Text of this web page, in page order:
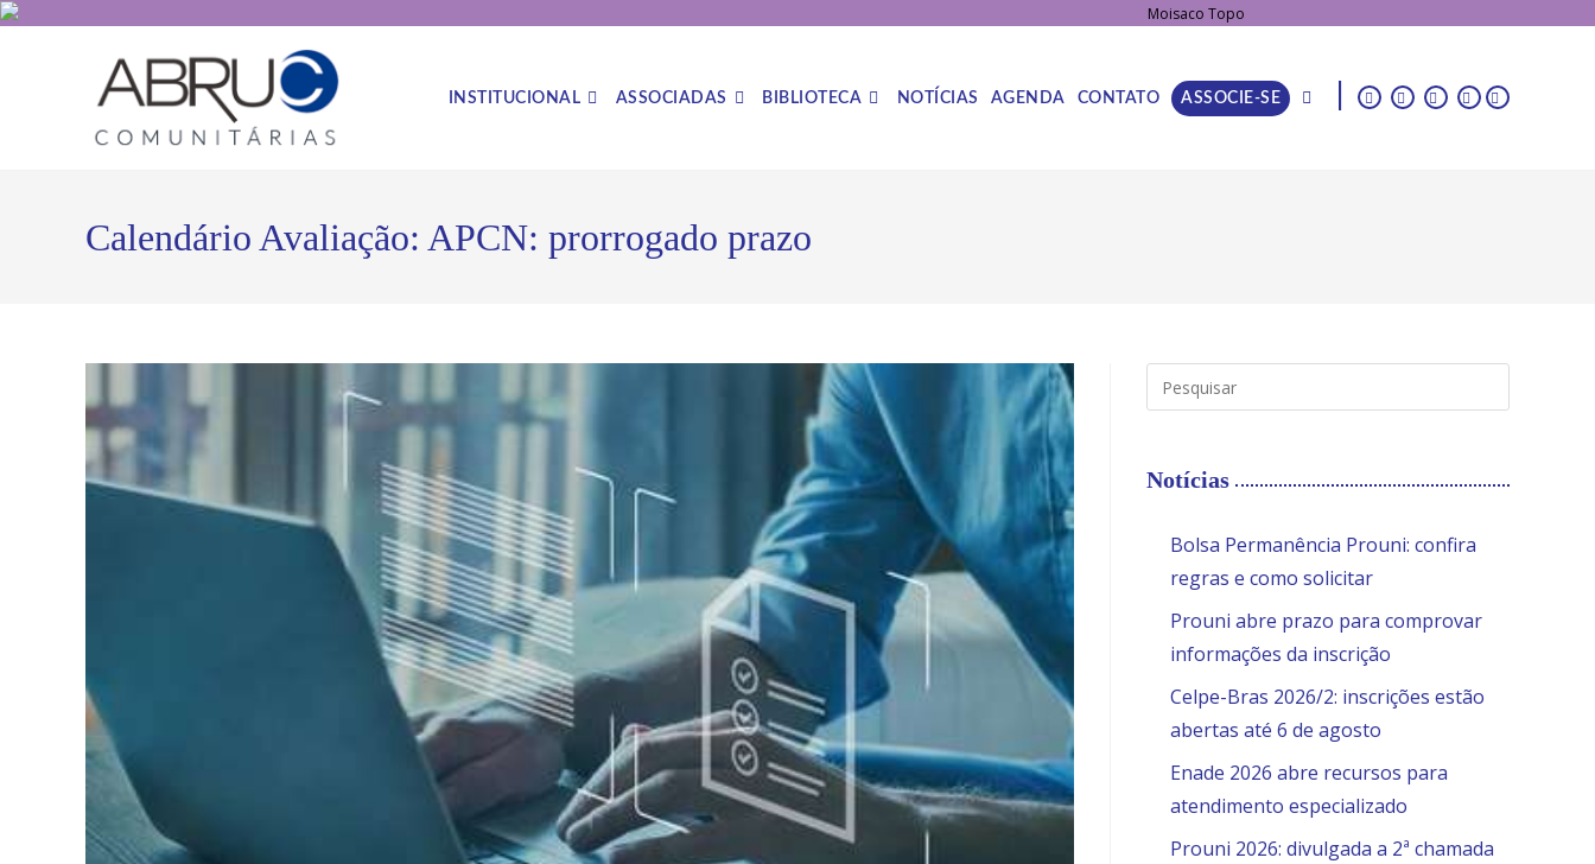
|
INSTITUCIONAL ASSOCIADAS BIBLIOTECA NOTÍCIAS AGENDA CONTATO ASSOCIE-SE
Calendário Avaliação: APCN: prorrogado prazo
Notícias
Bolsa Permanência Prouni: confira
regras e como solicitar
Prouni abre prazo para comprovar
informações da inscrição
Celpe-Bras 2026/2: inscrições estão
abertas até 6 de agosto
Enade 2026 abre recursos para
atendimento especializado
Prouni 2026: divulgada a 2ª chamada